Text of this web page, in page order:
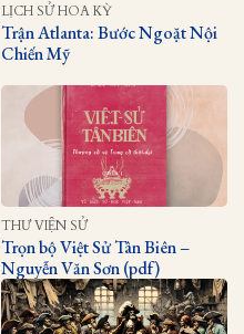
LỊCH SỬ HOA KỲ
Trận Atlanta: Bước Ngoặt Nội
Chiến Mỹ
THƯ VIỆN SỬ
Trọn bộ Việt Sử Tân Biên –
Nguyễn Văn Sơn (pdf)